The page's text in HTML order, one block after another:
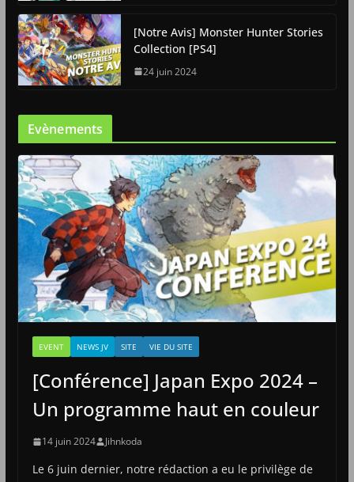
[Notre Avis] Monster Hunter Stories
Collection [PS4]
24 juin 2024
Evènements
EVENT NEWS JV SITE VIE DU SITE
[Conférence] Japan Expo 2024 –
Un programme haut en couleur
14 juin 2024 Jihnkoda
Le 6 juin dernier, notre rédaction a eu le privilège de